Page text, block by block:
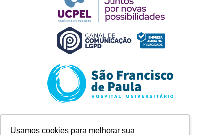
Usamos cookies para melhorar sua